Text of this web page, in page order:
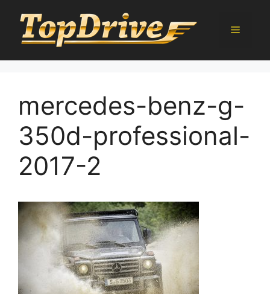
obsah
Menu
mercedes-benz-g-
350d-professional-
2017-2